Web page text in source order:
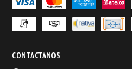
CONTACTANOS